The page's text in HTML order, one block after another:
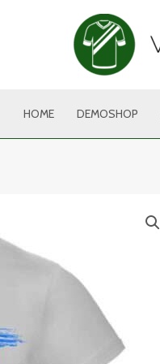
HOME DEMOSHOP